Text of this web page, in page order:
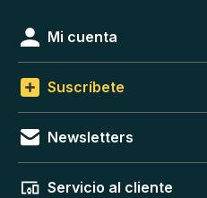
Mi cuenta
Suscríbete
Newsletters
Servicio al cliente